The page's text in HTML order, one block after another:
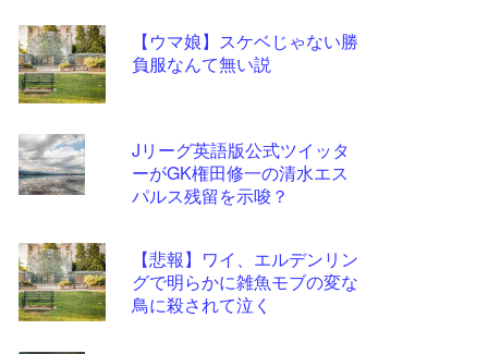
【ウマ娘】スケベじゃない勝
負服なんて無い説
Jリーグ英語版公式ツイッタ
ーがGK権田修一の清水エス
パルス残留を示唆？
【悲報】ワイ、エルデンリン
グで明らかに雑魚モブの変な
鳥に殺されて泣く
- 固
定リ
ンク
更新
ツー